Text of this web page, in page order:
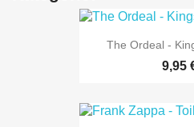
The Ordeal -
9,95